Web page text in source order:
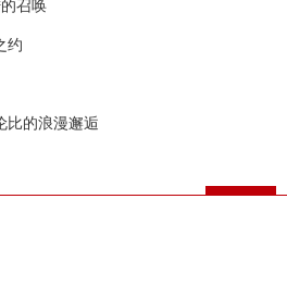
召唤
约
比的浪漫邂逅